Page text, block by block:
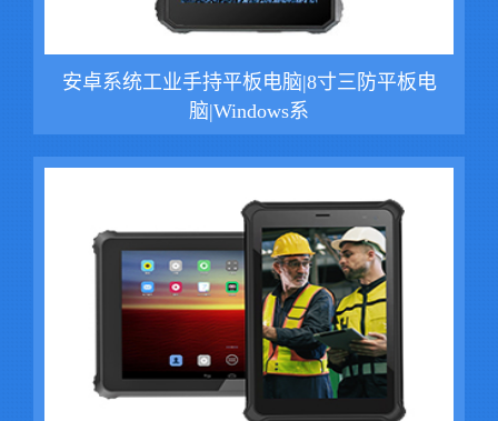
安卓系统工业手持平板电脑|8寸三防平板电
脑|Windows系